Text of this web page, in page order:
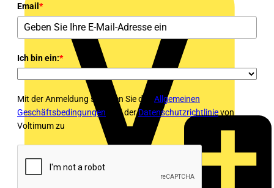
Email *
Ich bin ein:*
Mit der Anmeldung stimmen Sie den Allgemeinen
Geschäftsbedingungen und derDatenschutzrichtlinievon
Voltimum zu